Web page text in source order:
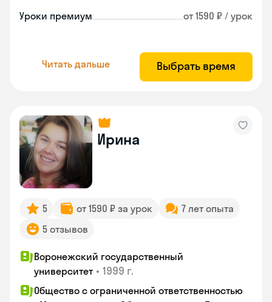
Уроки премиум от 1590 ₽ / урок
Читать дальше Выбрать время
Ирина
5 от 1590 ₽ за урок
7 лет опыта
5 отзывов
Воронежский государственный
университет • 1999 г.
Общество с ограниченной ответственностью